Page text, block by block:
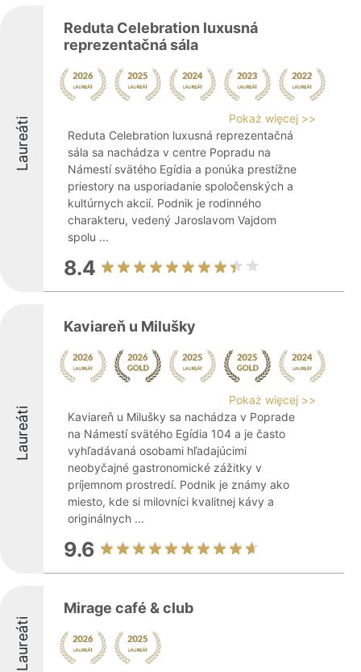
Laureáti
Reduta Celebration luxusná
reprezentačná sála
Pokaż więcej >>
Reduta Celebration luxusná reprezentačná
sála sa nachádza v centre Popradu na
Námestí svätého Egídia a ponúka prestížne
priestory na usporiadanie spoločenských a
kultúrnych akcií. Podnik je rodinného
charakteru, vedený Jaroslavom Vajdom
spolu ...
8.4
Laureáti
Kaviareň u Milušky
Pokaż więcej >>
Kaviareň u Milušky sa nachádza v Poprade
na Námestí svätého Egídia 104 a je často
vyhľadávaná osobami hľadajúcimi
neobyčajné gastronomické zážitky v
príjemnom prostredí. Podnik je známy ako
miesto, kde si milovníci kvalitnej kávy a
originálnych ...
9.6
Laureáti
Mirage café & club